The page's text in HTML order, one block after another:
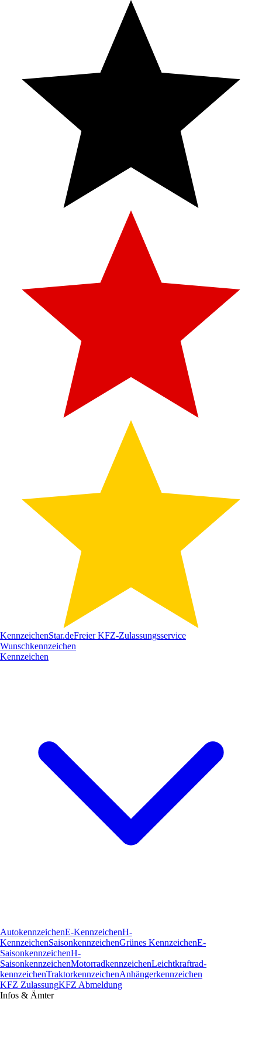
KennzeichenStar.deFreier KFZ-Zulassungsservice
Wunschkennzeichen
Kennzeichen
AutokennzeichenE-KennzeichenH-
KennzeichenSaisonkennzeichenGrünes KennzeichenE-
SaisonkennzeichenH-
SaisonkennzeichenMotorradkennzeichenLeichtkraftrad­
kennzeichenTraktorkennzeichenAnhängerkennzeichen
KFZ ZulassungKFZ Abmeldung
Infos & Ämter